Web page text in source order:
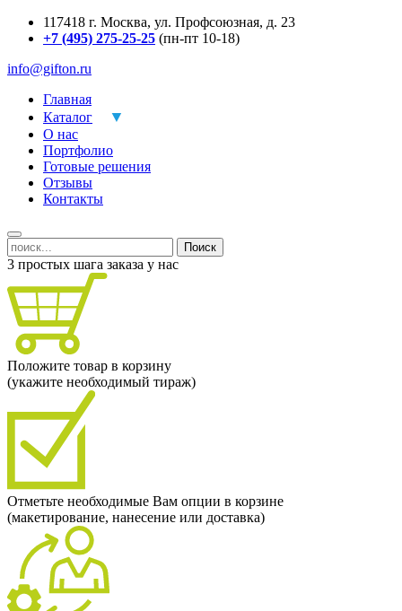
117418 г. Москва, ул. Профсоюзная, д. 23
+7 (495) 275-25-25 (пн-пт 10-18)
info@gifton.ru
Главная
Каталог
О нас
Портфолио
Готовые решения
Отзывы
Контакты
Поиск
3 простых шага заказа у нас
Положите товар в корзину
(укажите необходимый тираж)
Отметьте необходимые Вам опции в корзине
(макетирование, нанесение или доставка)